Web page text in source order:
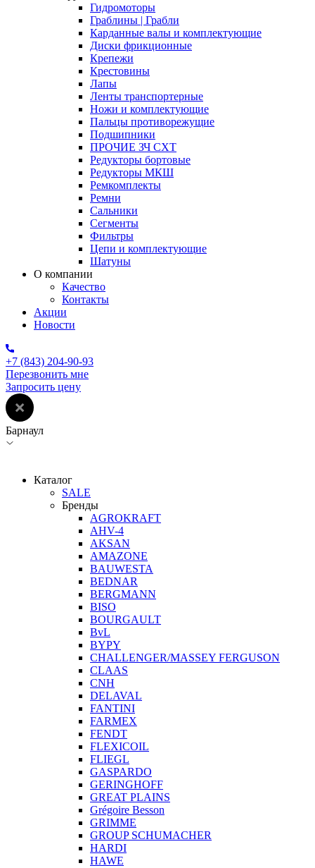
Гидромоторы
Граблины | Грабли
Карданные валы и комплектующие
Диски фрикционные
Крепежи
Крестовины
Лапы
Ленты транспортерные
Ножи и комплектующие
Пальцы противорежущие
Подшипники
ПРОЧИЕ ЗЧ СХТ
Редукторы бортовые
Редукторы МКШ
Ремкомплекты
Ремни
Сальники
Сегменты
Фильтры
Цепи и комплектующие
Шатуны
О компании
Качество
Контакты
Акции
Новости
+7 (843) 204-90-93
Перезвонить мне
Запросить цену
Барнаул
Каталог
SALE
Бренды
AGROKRAFT
AHV-4
AKSAN
AMAZONE
BAUWESTA
BEDNAR
BERGMANN
BISO
BOURGAULT
BvL
BYPY
CHALLENGER/MASSEY FERGUSON
CLAAS
CNH
DELAVAL
FANTINI
FARMEX
FENDT
FLEXICOIL
FLIEGL
GASPARDO
GERINGHOFF
GREAT PLAINS
Grégoire Besson
GRIMME
GROUP SCHUMACHER
HARDI
HAWE